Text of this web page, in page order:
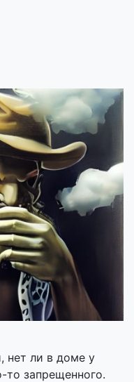
нет ли в доме у
то запрещенного.